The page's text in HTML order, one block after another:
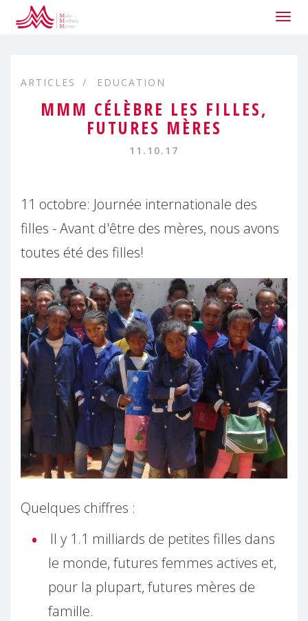
ARTICLES EDUCATION
MMM CÉLÈBRE LES FILLES,
FUTURES MÈRES
11.10.17
11 octobre: Journée internationale des
filles - Avant d'être des mères, nous avons
toutes été des filles!
Quelques chiffres :
Il y 1.1 milliards de petites filles dans
le monde, futures femmes actives et,
pour la plupart, futures mères de
famille.